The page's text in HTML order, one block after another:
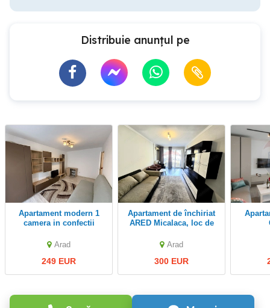
Distribuie anunțul pe
Apartament modern 1
camera in confectii
Arad
249 EUR
Apartament de închiriat
ARED Micalaca, loc de
Arad
300 EUR
Apartament 1 camera